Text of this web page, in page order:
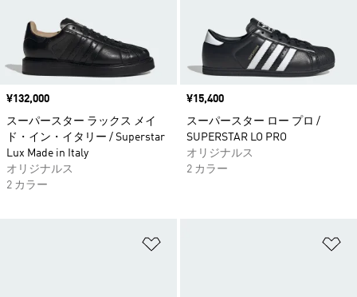
価格
¥132,000
スーパースター ラックス メイ
ド・イン・イタリー / Superstar
Lux Made in Italy
オリジナルス
2 カラー
価格
¥15,400
スーパースター ロー プロ /
SUPERSTAR LO PRO
オリジナルス
2 カラー